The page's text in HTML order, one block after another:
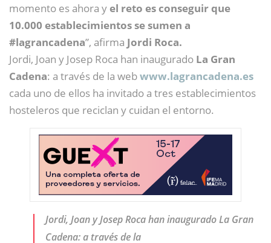
momento es ahora yel reto es conseguir que
10.000 establecimientos se sumen a
#lagrancadena”, afirma Jordi Roca.
Jordi, Joan y Josep Roca han inaugurado La Gran
Cadena: a través de la webwww.lagrancadena.es
cada uno de ellos ha invitado a tres establecimientos
hosteleros que reciclan y cuidan el entorno.
Jordi, Joan y Josep Roca han inaugurado La Gran
Cadena: a través de la